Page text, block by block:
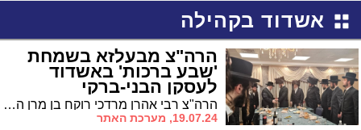
אשדוד בקהילה
הרה"צ מבעלזא בשמחת
'שבע ברכות' באשדוד
לעסקן הבני-ברקי
הרה"צ רבי אהרן מרדכי רוקח בן מרן האדמו"ר מבעלזא שליט"א השתתף בשמחת ה'שבע ברכות' לבן העסקן הבני-ברקי הרב יהושע ווינברגר שהתקיימה אמש באשדוד
19.07.24, מערכת האתר